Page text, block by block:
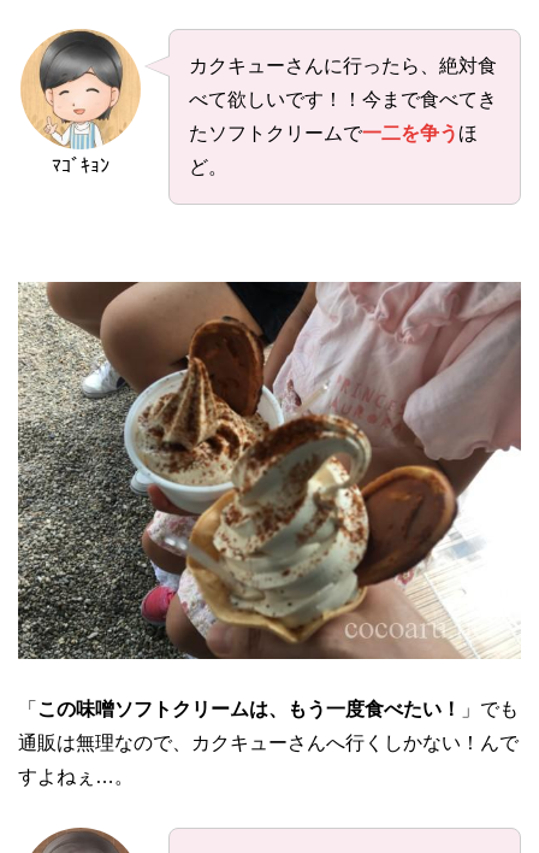
ﾏｺﾞｷｮﾝ
カクキューさんに行ったら、絶対食
べて欲しいです！！今まで食べてき
たソフトクリームで一二を争う ほ
ど。
「 この味噌ソフトクリームは、もう一度食べたい！
」でも
通販は無理なので、カクキューさんへ行くしかない！んで
すよねぇ…。